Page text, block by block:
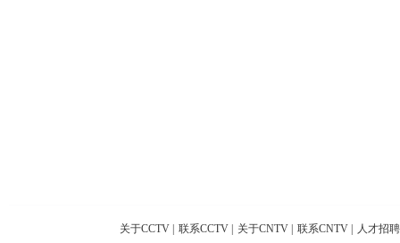
关于CCTV 联系CCTV 关于CNTV 联系CNTV 人才招聘